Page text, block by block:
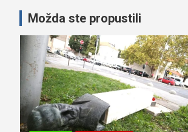
Možda ste propustili